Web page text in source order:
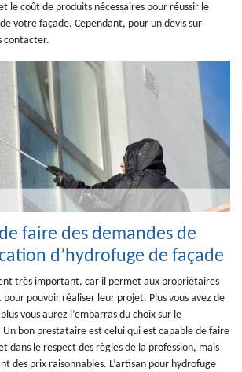
le coût de produits nécessaires pour réussir le
votre façade. Cependant, pour un devis sur
contacter.
faire des demandes de
d’hydrofuge de façade
très important, car il permet aux propriétaires
pouvoir réaliser leur projet. Plus vous avez de
vous aurez l’embarras du choix sur le
bon prestataire est celui qui est capable de faire
dans le respect des règles de la profession, mais
des prix raisonnables. L’artisan pour hydrofuge